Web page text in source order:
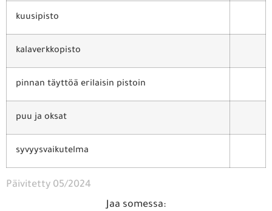
kuusipisto
kalaverkkopisto
pinnan täyttöä erilaisin pistoin
puu ja oksat
syvyysvaikutelma
Päivitetty 05/2024
Jaa somessa: